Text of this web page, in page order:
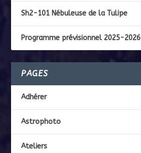
Sh2-101 Nébuleuse de la Tulipe
Programme prévisionnel 2025-2026
PAGES
Adhérer
Astrophoto
Ateliers